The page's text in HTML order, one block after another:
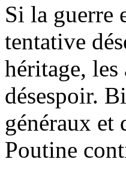
Si la guerre
tentative
héritage, les
désespoir.
généraux et
Poutine